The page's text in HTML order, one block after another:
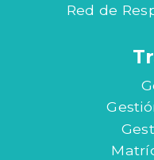
Red de